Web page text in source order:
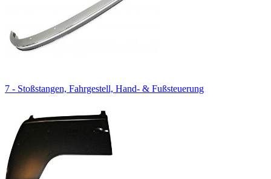
7 - Stoßstangen, Fahrgestell, Hand- & Fußsteuerung